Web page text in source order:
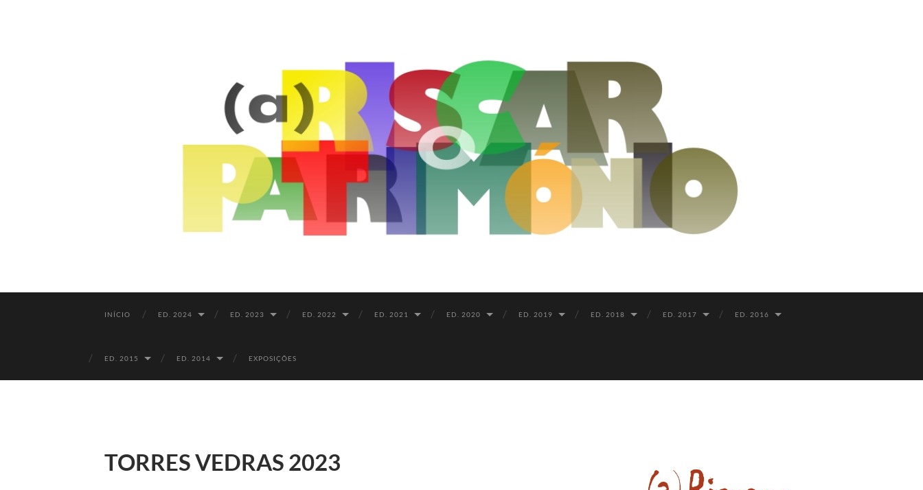
INÍCIO ED. 2024 ED. 2023 ED. 2022 ED. 2021 ED. 2020 ED. 2019 ED. 2018 ED. 2017 ED. 2016
ED. 2015 ED. 2014 EXPOSIÇÕES
TORRES VEDRAS 2023